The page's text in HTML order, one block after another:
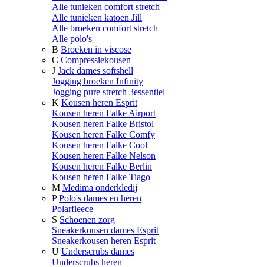
Alle tunieken comfort stretch
Alle tunieken katoen Jill
Alle broeken comfort stretch
Alle polo's
B Broeken in viscose
C Compressiekousen
J Jack dames softshell
Jogging broeken Infinity
Jogging pure stretch 3essentiel
K Kousen heren Esprit
Kousen heren Falke Airport
Kousen heren Falke Bristol
Kousen heren Falke Comfy
Kousen heren Falke Cool
Kousen heren Falke Nelson
Kousen heren Falke Berlin
Kousen heren Falke Tiago
M Medima onderkledij
P Polo's dames en heren
Polarfleece
S Schoenen zorg
Sneakerkousen dames Esprit
Sneakerkousen heren Esprit
U Underscrubs dames
Underscrubs heren